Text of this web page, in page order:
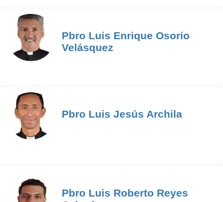
Pbro Luis Enrique Osorio
Velásquez
Pbro Luis Jesús Archila
Pbro Luis Roberto Reyes